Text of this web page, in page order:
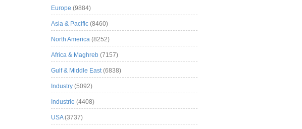
Europe (9884)
Asia & Pacific (8460)
North America (8252)
Africa & Maghreb (7157)
Gulf & Middle East(6838)
Industry (5092)
Industrie (4408)
USA(3737)